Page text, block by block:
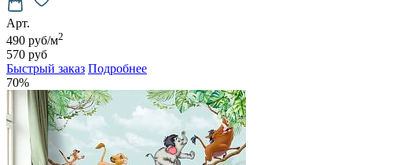
Арт.
490 руб/м2
570 руб
Быстрый заказ Подробнее
70%